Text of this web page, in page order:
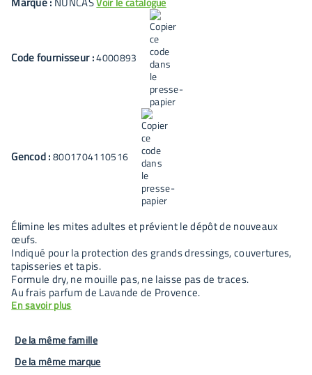
Code fournisseur :4000893
Gencod :8001704110516
Élimine les mites adultes et prévient le dépôt de nouveaux
œufs.
Indiqué pour la protection des grands dressings, couvertures,
tapisseries et tapis.
Formule dry, ne mouille pas, ne laisse pas de traces.
Au frais parfum de Lavande de Provence.
En savoir plus
De la même famille
De la même marque